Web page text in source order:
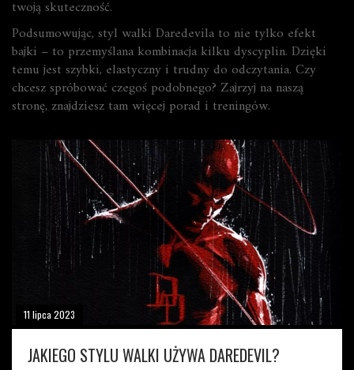
twoją skuteczność.
Podsumowując, styl walki Daredevila to nie tylko efekt
bajki – to przemyślana kombinacja kilku dyscyplin. Dzięki
temu jest szybki, elastyczny i trudny do odczytania. Czy
chcesz spróbować czegoś podobnego? Zajrzyj na naszą
stronę, znajdziesz tam więcej porad i treningów.
11 lipca 2023
JAKIEGO STYLU WALKI UŻYWA DAREDEVIL?